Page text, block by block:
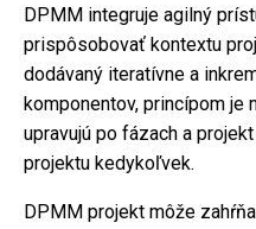
DPMM integruje agilný
prispôsobovať kontextu
dodávaný iteratívne a
komponentov, princípom je
upravujú po fázach a
projektu kedykoľvek.
DPMM projekt môže